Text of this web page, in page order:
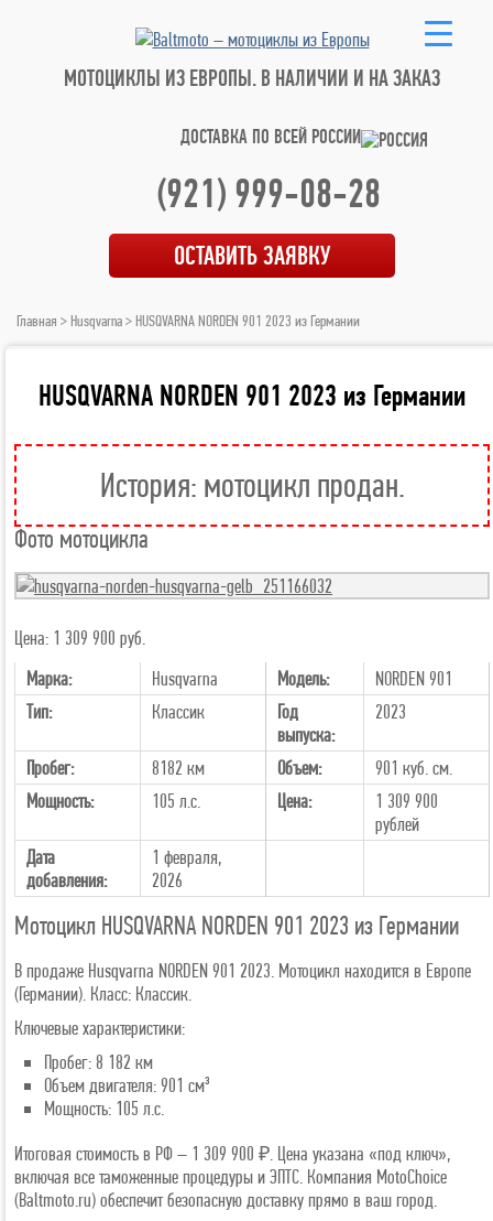
МОТОЦИКЛЫ ИЗ ЕВРОПЫ. В НАЛИЧИИ И НА ЗАКАЗ
ДОСТАВКА ПО ВСЕЙ РОССИИ
(921) 999-08-28
ОСТАВИТЬ ЗАЯВКУ
Главная > Husqvarna> HUSQVARNA NORDEN 901 2023 из Германии
HUSQVARNA NORDEN 901 2023 из Германии
История: мотоцикл продан.
Фото мотоцикла
Цена: 1 309 900 руб.
Марка:
Husqvarna Модель:
NORDEN 901
Тип:
Классик
Год
выпуска:
2023
Пробег: 8182 км Объем:
901 куб. см.
Мощность:
105 л.с. Цена:
1 309 900
рублей
Дата
добавления:
1 февраля,
2026
Мотоцикл HUSQVARNA NORDEN 901 2023 из Германии
В продаже Husqvarna NORDEN 901 2023. Мотоцикл находится в Европе
(Германии). Класс: Классик.
Ключевые характеристики:
Пробег: 8 182 км
Объем двигателя: 901 см³
Мощность: 105 л.с.
Итоговая стоимость в РФ – 1 309 900 ₽. Цена указана «под ключ»,
включая все таможенные процедуры и ЭПТС. Компания MotoChoice
(Baltmoto.ru) обеспечит безопасную доставку прямо в ваш город.